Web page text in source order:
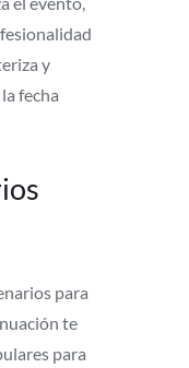
y
fecha
para
te
para